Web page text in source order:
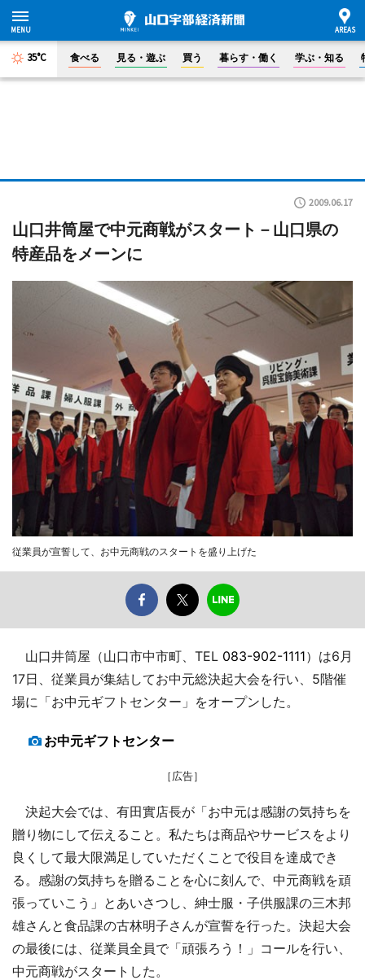
35°C 食べる 見る・遊ぶ 買う 暮らす・働く 学ぶ・知る
2009.06.17
山口井筒屋で中元商戦がスタート－山口県の
特産品をメーンに
従業員が宣誓して、お中元商戦のスタートを盛り上げた
山口井筒屋（山口市中市町、TEL 083-902-1111）は6月
17日、従業員が集結してお中元総決起大会を行い、5階催
場に「お中元ギフトセンター」をオープンした。
お中元ギフトセンター
［広告］
決起大会では、有田實店長が「お中元は感謝の気持ちを
贈り物にして伝えること。私たちは商品やサービスをより
良くして最大限満足していただくことで役目を達成でき
る。感謝の気持ちを贈ることを心に刻んで、中元商戦を頑
張っていこう」とあいさつし、紳士服・子供服課の三木邦
雄さんと食品課の古林明子さんが宣誓を行った。決起大会
の最後には、従業員全員で「頑張ろう！」コールを行い、
中元商戦がスタートした。